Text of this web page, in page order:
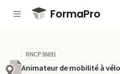
Passer au contenu principal
FormaPro
RNCP36691
Animateur de mobilité à vélo